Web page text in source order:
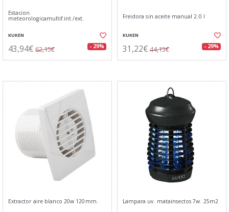
Estacion
meteorologicamultif.int./ext.
KUKEN
43,94€ 62,15€ - 29%
Freidora sin aceite manual 2.0 l
KUKEN
31,22€ 44,15€ - 29%
Extractor aire blanco 20w 120mm. Lampara uv. matainsectos 7w. 25m2